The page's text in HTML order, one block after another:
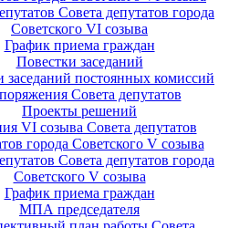
Совета депутатов города
Советского VI созыва
График приема граждан
Повестки заседаний
заседаний постоянных комиссий
Совета депутатов
Проекты решений
VI созыва Совета депутатов
города Советского V созыва
Совета депутатов города
Советского V созыва
График приема граждан
МПА председателя